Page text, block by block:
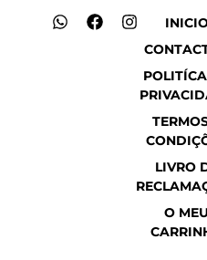
LIVRO
O
W
F
I